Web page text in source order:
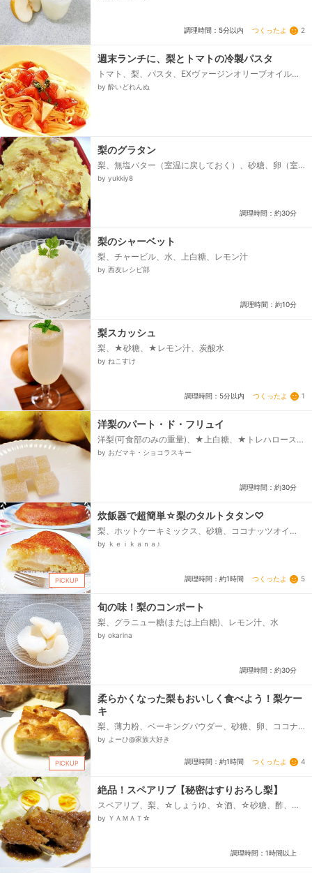
調理時間：5分以内 つくったよ 2
週末ランチに、梨とトマトの冷製パスタ
トマト、梨、パスタ、EXヴァージンオリーブオイル、
蜂蜜、塩、黒コショウ
by 酔いどれんぬ
梨のグラタン
梨、無塩バター（室温に戻しておく）、砂糖、卵（室
温に戻しておく）、アーモンドパウダー、シナモン
by yukkiy8
調理時間：約30分
梨のシャーベット
梨、チャービル、水、上白糖、レモン汁
by 西友レシピ部
調理時間：約10分
梨スカッシュ
梨、★砂糖、★レモン汁、炭酸水
by ねこすけ
調理時間：5分以内 つくったよ 1
洋梨のパート・ド・フリュイ
洋梨(可食部のみの重量)、★上白糖、★トレハロース
(無ければ上白糖)、水飴(あれば転化糖）、HMペクチ
by おだマキ・ショコラスキー
調理時間：約30分
PICKUP
炊飯器で超簡単☆梨のタルトタタン♡
梨、ホットケーキミックス、砂糖、ココナッツオイ
ル または マーガリン
by ｋｅｉｋａｎａ♪
調理時間：約1時間 つくったよ 5
旬の味！梨のコンポート
梨、グラニュー糖(または上白糖)、レモン汁、水
by okarina
調理時間：約30分
PICKUP
柔らかくなった梨もおいしく食べよう！梨ケー
キ
梨、薄力粉、ベーキングパウダー、砂糖、卵、ココナ
ッツオイル(バターやマーガリンでも
by よーひ@家族大好き
調理時間：約1時間 つくったよ 4
絶品！スペアリブ【秘密はすりおろし梨】
スペアリブ、梨、☆しょうゆ、☆酒、☆砂糖、酢、サ
ラダ油
by ＹＡＭＡＴ☆
調理時間：1時間以上